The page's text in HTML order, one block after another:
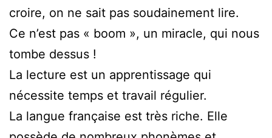
croire, on ne sait pas soudainement lire.
Ce n’est pas « boom », un miracle, qui nous
tombe dessus !
La lecture est un apprentissage qui
nécessite temps et travail régulier.
La langue française est très riche. Elle